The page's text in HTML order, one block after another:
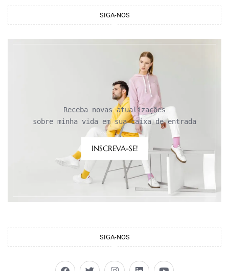
SIGA-NOS
Receba novas atualizações
sobre minha vida em sua caixa de entrada
INSCREVA-SE!
SIGA-NOS